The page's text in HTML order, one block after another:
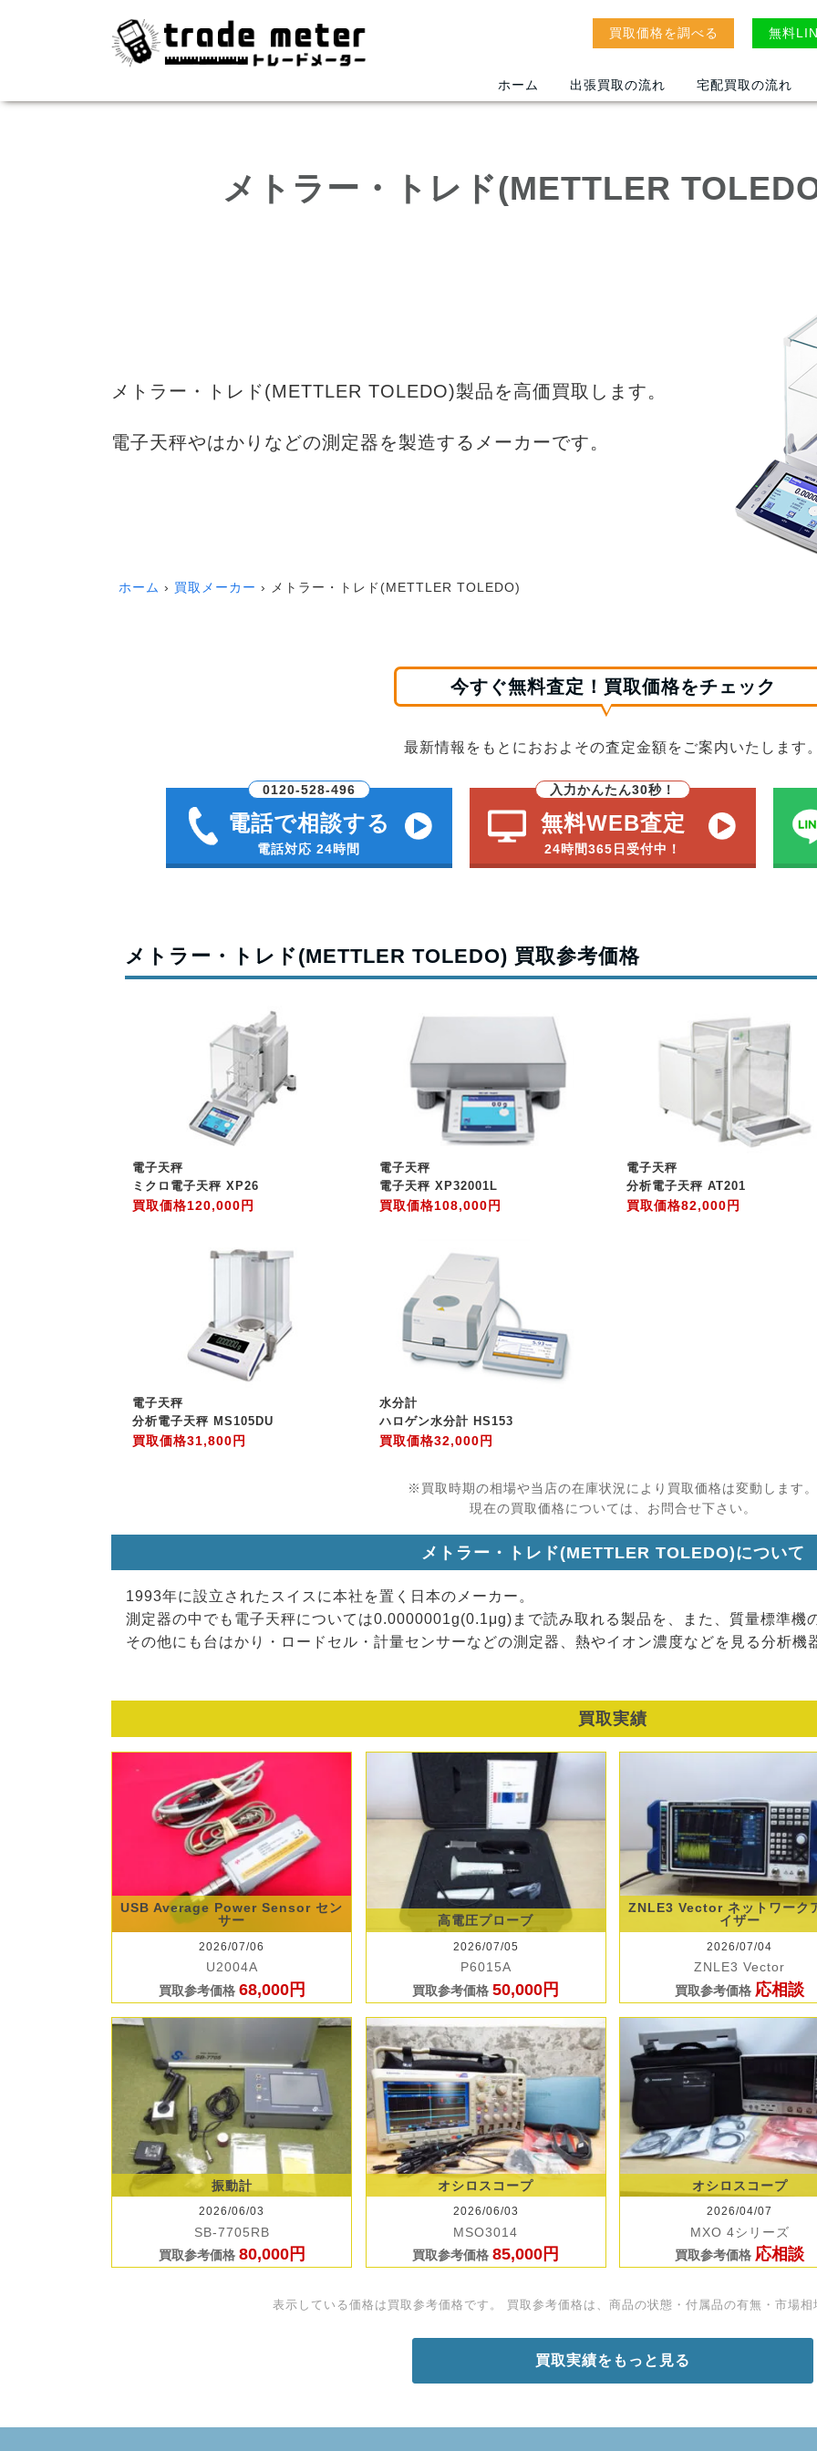
買取価格を調べる 無料
ホーム 出張買取の流れ 宅配買取の流れ
メトラー・トレド(METTLER
メトラー・トレド(METTLER TOLEDO)製品を高価買取します。
電子天秤やはかりなどの測定器を製造するメーカーです。
ホーム 買取メーカー メトラー・トレド(METTLER TOLEDO)
今すぐ無料査定！買取価格をチェック
最新情報をもとにおおよその査定金額をご案内いたします。
0120-528-496
電話で相談する
電話対応 24時間
入力かんたん30秒！
無料WEB査定
24時間365日受付中！
メトラー・トレド(METTLER TOLEDO) 買取参考価格
電子天秤
ミクロ電子天秤 XP26
買取価格120,000円
電子天秤
電子天秤 XP32001L
買取価格108,000円
電子天秤
分析電子天秤 AT201
買取価格82,000円
電子天秤
分析電子天秤 MS105DU
買取価格31,800円
水分計
ハロゲン水分計 HS153
買取価格32,000円
※買取時期の相場や当店の在庫状況により買取価格は変動します。
現在の買取価格については、お問合せ下さい。
メトラー・トレド(METTLER TOLEDO)について
1993年に設立されたスイスに本社を置く日本のメーカー。
測定器の中でも電子天秤については0.0000001g(0.1μg)まで読み取れる製品を、また、質量標準機
その他にも台はかり・ロードセル・計量センサーなどの測定器、熱やイオン濃度などを見る分析機
買取実績
USB Average Power Sensor セン
サー
2026/07/06
U2004A
買取参考価格 68,000円
高電圧プローブ
2026/07/05
P6015A
買取参考価格50,000円
ZNLE3 Vector ネットワーク
イザー
2026/07/04
ZNLE3 Vector
買取参考価格 応相談
振動計
2026/06/03
SB-7705RB
買取参考価格 80,000円
オシロスコープ
2026/06/03
MSO3014
買取参考価格85,000円
オシロスコープ
2026/04/07
MXO 4シリーズ
買取参考価格 応相談
表示している価格は買取参考価格です。 買取参考価格は、商品の状態・付属品の有無・市場相
買取実績をもっと見る